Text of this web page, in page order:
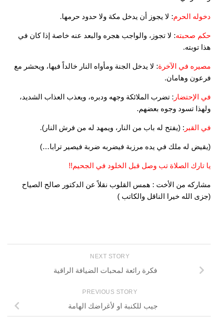
دخوله الحرم: لا يجوز أن يدخل مكة ولا حدود حرمها.
حكم صحبته: لا تجوز، والواجب هجره والبعد عنه خاصة إذا كان في
هذا توبته.
مصيره في الآخرة: لا يدخل الجنة ومأواه النار خالداً فيها، ويحشر مع
فرعون وهامان.
في الإحتضار : تضرب الملائكة وجهه ودبره، ويعذب العذاب الشديد،
ولهذا تسود وجوه بعضهم.
في القبر : (يفتح له باب من النار، ويمهد له من فرش النار).
(يقيض له ملك في يده مرزبة فيضربه ضربة فيصير ترابا…)
يا تارك الصلاة تب وصل قبل الخلود في الجحيم!!
مشاركه من الأخت : همس القلوب نقلاً عن الدكتور صالح الصياح
(جزى الله خيرا الناقل والكاتب )
NEXT STORY
فكرة رائعة لمحبات الضيافة الراقية
PREVIOUS STORY
جيب للكنبة او لأغراضك الهامة